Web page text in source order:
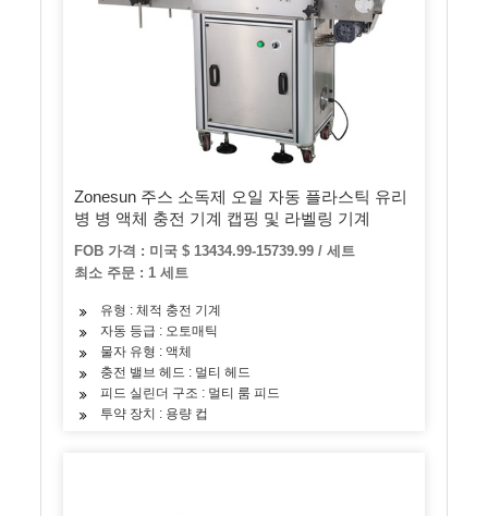
Zonesun 주스 소독제 오일 자동 플라스틱 유리
병 병 액체 충전 기계 캡핑 및 라벨링 기계
FOB 가격 : 미국 $ 13434.99-15739.99 / 세트
최소 주문 : 1 세트
유형 : 체적 충전 기계
자동 등급 : 오토매틱
물자 유형 : 액체
충전 밸브 헤드 : 멀티 헤드
피드 실린더 구조 : 멀티 룸 피드
투약 장치 : 용량 컵